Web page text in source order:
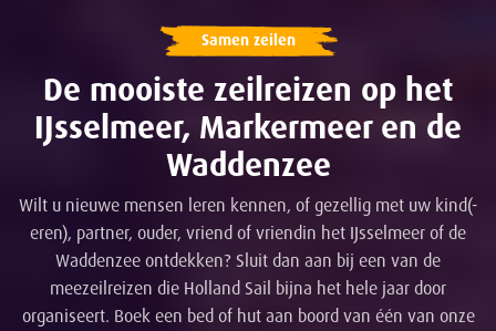
Samen zeilen
De mooiste zeilreizen op het
IJsselmeer, Markermeer en de
Waddenzee
Wilt u nieuwe mensen leren kennen, of gezellig met uw kind(-
eren), partner, ouder, vriend of vriendin het IJsselmeer of de
Waddenzee ontdekken? Sluit dan aan bij een van de
meezeilreizen die Holland Sail bijna het hele jaar door
organiseert. Boek een bed of hut aan boord van één van onze